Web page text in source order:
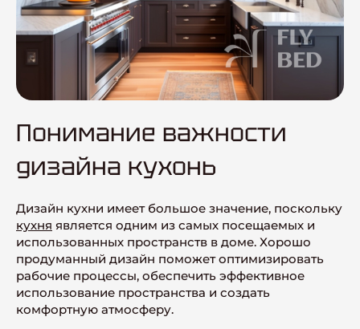
Понимание важности
дизайна кухонь
Дизайн кухни имеет большое значение, поскольку
кухня является одним из самых посещаемых и
использованных пространств в доме. Хорошо
продуманный дизайн поможет оптимизировать
рабочие процессы, обеспечить эффективное
использование пространства и создать
комфортную атмосферу.